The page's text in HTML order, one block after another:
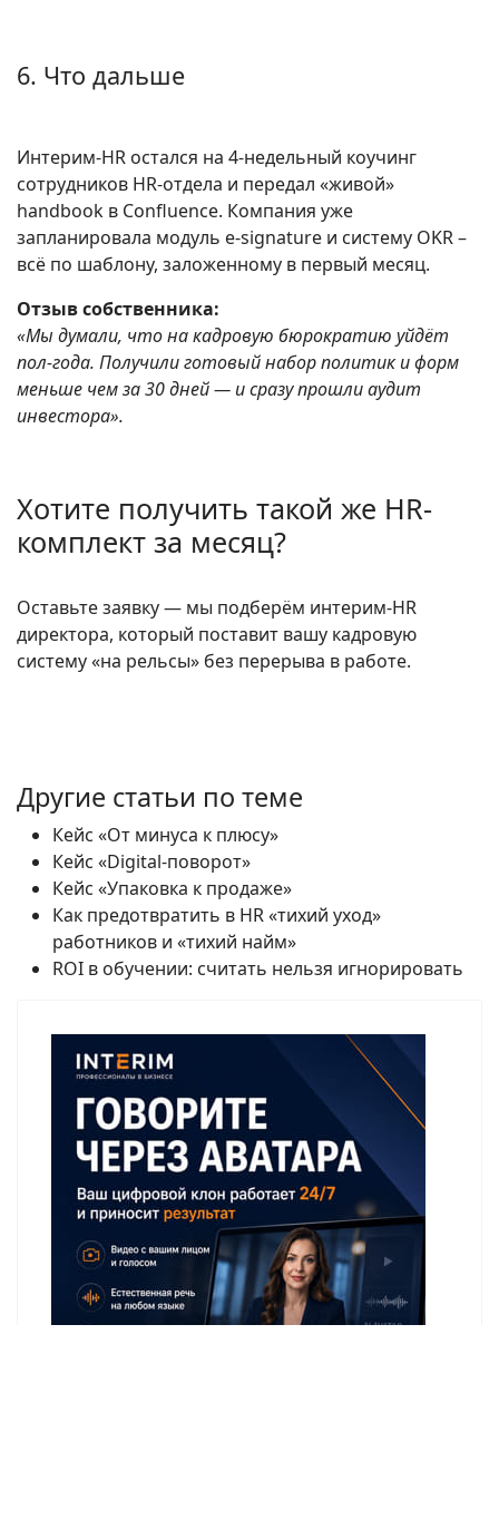
6. Что дальше
Интерим-HR остался на 4-недельный коучинг
сотрудников HR-отдела и передал «живой»
handbook в Confluence. Компания уже
запланировала модуль e-signature и систему OKR –
всё по шаблону, заложенному в первый месяц.
Отзыв собственника:
«Мы думали, что на кадровую бюрократию уйдёт
пол-года. Получили готовый набор политик и форм
меньше чем за 30 дней — и сразу прошли аудит
инвестора».
Хотите получить такой же HR-
комплект за месяц?
Оставьте заявку — мы подберём интерим-HR
директора, который поставит вашу кадровую
систему «на рельсы» без перерыва в работе.
Другие статьи по теме
Кейс «От минуса к плюсу»
Кейс «Digital-поворот»
Кейс «Упаковка к продаже»
Как предотвратить в HR «тихий уход»
работников и «тихий найм»
ROI в обучении: считать нельзя игнорировать